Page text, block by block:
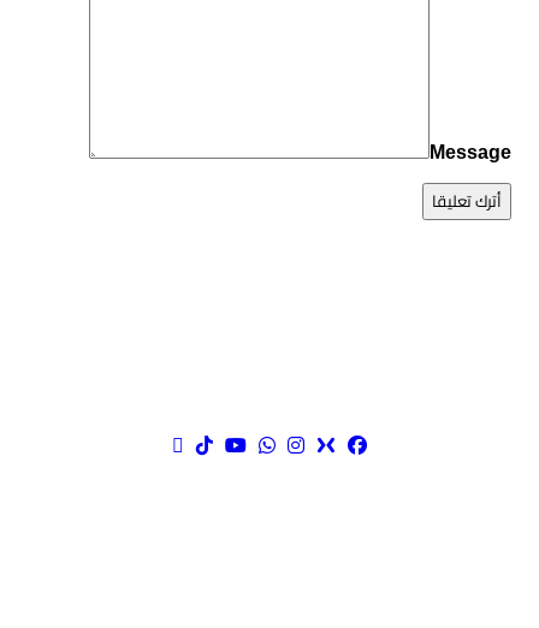
Message
أترك تعليقا